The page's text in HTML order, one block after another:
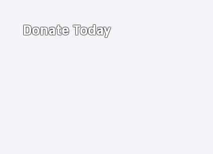
Donate Today